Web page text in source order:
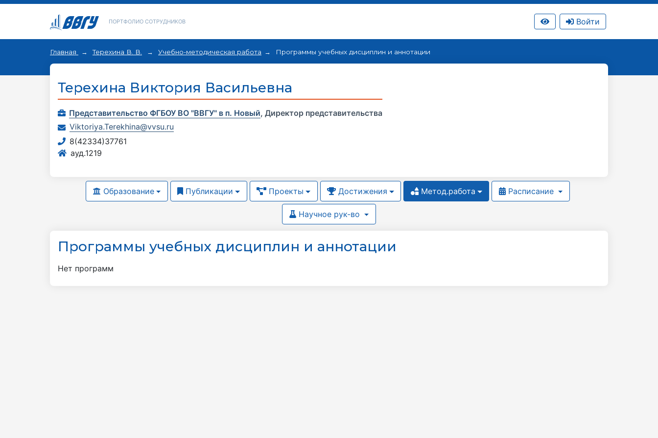
ПОРТФОЛИО СОТРУДНИКОВ Войти
Главная Терехина В. В. Учебно-методическая работа Программы учебных дисциплин и аннотации
Терехина Виктория Васильевна
Представительство ФГБОУ ВО "ВВГУ" в п. Новый, Директор представительства
Viktoriya.Terekhina@vvsu.ru
8(42334)37761
ауд.1219
Образование Публикации Проекты Достижения Метод.работа Расписание
Научное рук-во
Программы учебных дисциплин и аннотации
Нет программ